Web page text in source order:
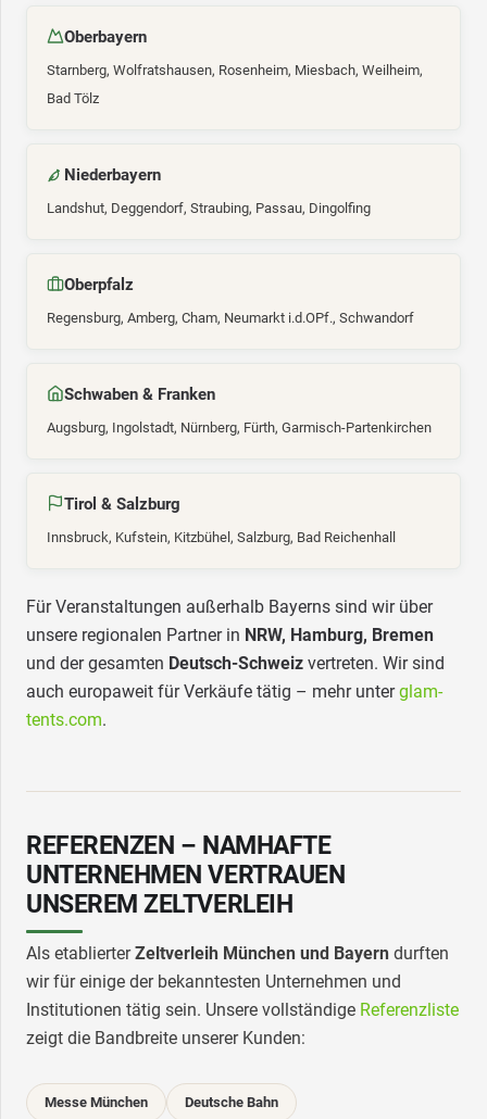
Oberbayern
Starnberg, Wolfratshausen, Rosenheim, Miesbach, Weilheim,
Bad Tölz
Niederbayern
Landshut, Deggendorf, Straubing, Passau, Dingolfing
Oberpfalz
Regensburg, Amberg, Cham, Neumarkt i.d.OPf., Schwandorf
Schwaben & Franken
Augsburg, Ingolstadt, Nürnberg, Fürth, Garmisch-Partenkirchen
Tirol & Salzburg
Innsbruck, Kufstein, Kitzbühel, Salzburg, Bad Reichenhall
Für Veranstaltungen außerhalb Bayerns sind wir über
unsere regionalen Partner in NRW, Hamburg, Bremen
und der gesamten Deutsch-Schweiz vertreten. Wir sind
auch europaweit für Verkäufe tätig – mehr unterglam-
tents.com.
REFERENZEN – NAMHAFTE
UNTERNEHMEN VERTRAUEN
UNSEREM ZELTVERLEIH
Als etablierterZeltverleih München und Bayern durften
wir für einige der bekanntesten Unternehmen und
Institutionen tätig sein. Unsere vollständige Referenzliste
zeigt die Bandbreite unserer Kunden:
Messe München Deutsche Bahn